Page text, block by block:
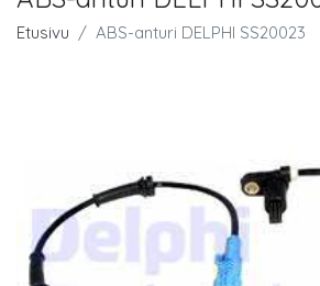
Etusivu ABS-anturi DELPHI SS20023